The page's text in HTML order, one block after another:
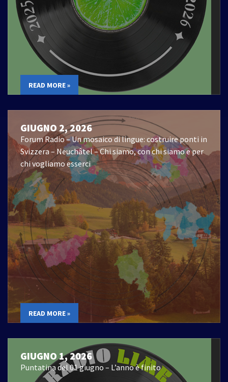
READ MORE »
GIUGNO 2, 2026
Forum Radio – Un mosaico di lingue: costruire ponti in
Svizzera – Neuchâtel – Chi siamo, con chi siamo e per
chi vogliamo esserci
READ MORE »
GIUGNO 1, 2026
Puntatina del 01 giugno – L’anno è finito